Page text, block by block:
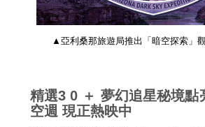
▲亞利桑那旅遊局推出「暗空探索」
精選3 0 ＋ 夢幻追星秘境點
空週 現正熱映中